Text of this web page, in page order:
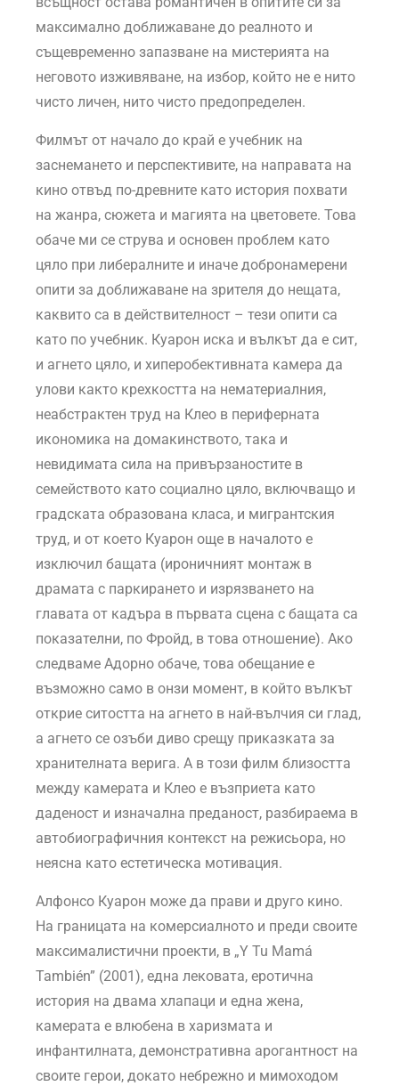
максимално доближаване до реалното и
същевременно запазване на мистерията на
неговото изживяване, на избор, който не е нито
чисто личен, нито чисто предопределен.
Филмът от начало до край е учебник на
заснемането и перспективите, на направата на
кино отвъд по-древните като история похвати
на жанра, сюжета и магията на цветовете. Това
обаче ми се струва и основен проблем като
цяло при либералните и иначе добронамерени
опити за доближаване на зрителя до нещата,
каквито са в действителност – тези опити са
като по учебник. Куарон иска и вълкът да е сит,
и агнето цяло, и хиперобективната камера да
улови както крехкостта на нематериалния,
неабстрактен труд на Клео в периферната
икономика на домакинството, така и
невидимата сила на привързаностите в
семейството като социално цяло, включващо и
градската образована класа, и мигрантския
труд, и от което Куарон още в началото е
изключил бащата (ироничният монтаж в
драмата с паркирането и изрязването на
главата от кадъра в първата сцена с бащата са
показателни, по Фройд, в това отношение). Ако
следваме Адорно обаче, това обещание е
възможно само в онзи момент, в който вълкът
открие ситостта на агнето в най-вълчия си глад,
а агнето се озъби диво срещу приказката за
хранителната верига. А в този филм близостта
между камерата и Клео е възприета като
даденост и изначална преданост, разбираема в
автобиографичния контекст на режисьора, но
неясна като естетическа мотивация.
Алфонсо Куарон може да прави и друго кино.
На границата на комерсиалното и преди своите
максималистични проекти, в „Y Tu Mamá
También” (2001), една лековата, еротична
история на двама хлапаци и една жена,
камерата е влюбена в харизмата и
инфантилната, демонстративна арогантност на
своите герои, докато небрежно и мимоходом